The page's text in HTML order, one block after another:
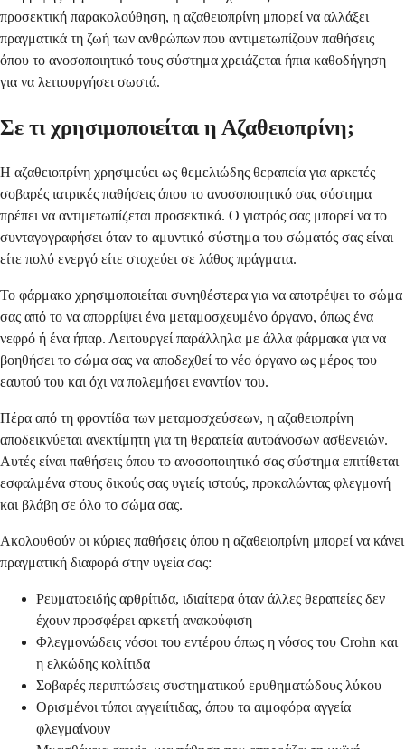
προσεκτική παρακολούθηση, η αζαθειοπρίνη μπορεί να αλλάξει
πραγματικά τη ζωή των ανθρώπων που αντιμετωπίζουν παθήσεις
όπου το ανοσοποιητικό τους σύστημα χρειάζεται ήπια καθοδήγηση
για να λειτουργήσει σωστά.
Σε τι χρησιμοποιείται η Αζαθειοπρίνη;
Η αζαθειοπρίνη χρησιμεύει ως θεμελιώδης θεραπεία για αρκετές
σοβαρές ιατρικές παθήσεις όπου το ανοσοποιητικό σας σύστημα
πρέπει να αντιμετωπίζεται προσεκτικά. Ο γιατρός σας μπορεί να το
συνταγογραφήσει όταν το αμυντικό σύστημα του σώματός σας είναι
είτε πολύ ενεργό είτε στοχεύει σε λάθος πράγματα.
Το φάρμακο χρησιμοποιείται συνηθέστερα για να αποτρέψει το σώμα
σας από το να απορρίψει ένα μεταμοσχευμένο όργανο, όπως ένα
νεφρό ή ένα ήπαρ. Λειτουργεί παράλληλα με άλλα φάρμακα για να
βοηθήσει το σώμα σας να αποδεχθεί το νέο όργανο ως μέρος του
εαυτού του και όχι να πολεμήσει εναντίον του.
Πέρα από τη φροντίδα των μεταμοσχεύσεων, η αζαθειοπρίνη
αποδεικνύεται ανεκτίμητη για τη θεραπεία αυτοάνοσων ασθενειών.
Αυτές είναι παθήσεις όπου το ανοσοποιητικό σας σύστημα επιτίθεται
εσφαλμένα στους δικούς σας υγιείς ιστούς, προκαλώντας φλεγμονή
και βλάβη σε όλο το σώμα σας.
Ακολουθούν οι κύριες παθήσεις όπου η αζαθειοπρίνη μπορεί να κάνει
πραγματική διαφορά στην υγεία σας:
Ρευματοειδής αρθρίτιδα, ιδιαίτερα όταν άλλες θεραπείες δεν
έχουν προσφέρει αρκετή ανακούφιση
Φλεγμονώδεις νόσοι του εντέρου όπως η νόσος του Crohn και
η ελκώδης κολίτιδα
Σοβαρές περιπτώσεις συστηματικού ερυθηματώδους λύκου
Ορισμένοι τύποι αγγειίτιδας, όπου τα αιμοφόρα αγγεία
φλεγμαίνουν